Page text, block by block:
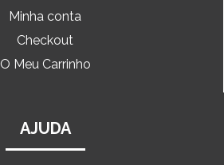
Minha conta
Checkout
O Meu Carrinho
AJUDA